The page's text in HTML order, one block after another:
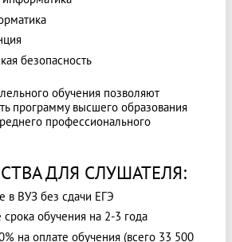
безопасность
обучения позволяют
программу высшего образования
профессионального
ДЛЯ СЛУШАТЕЛЯ:
в ВУЗ без сдачи ЕГЭ
обучения на 2-3 года
на оплате обучения (всего 33 500